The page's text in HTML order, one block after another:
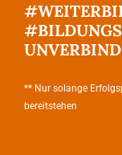
** Nur solange
bereitstehen